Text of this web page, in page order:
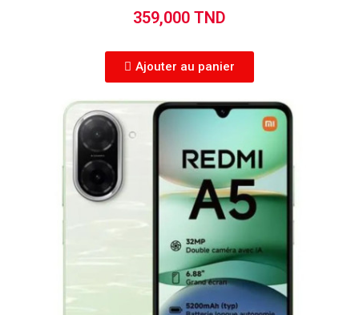
359,000 TND
Ajouter au panier